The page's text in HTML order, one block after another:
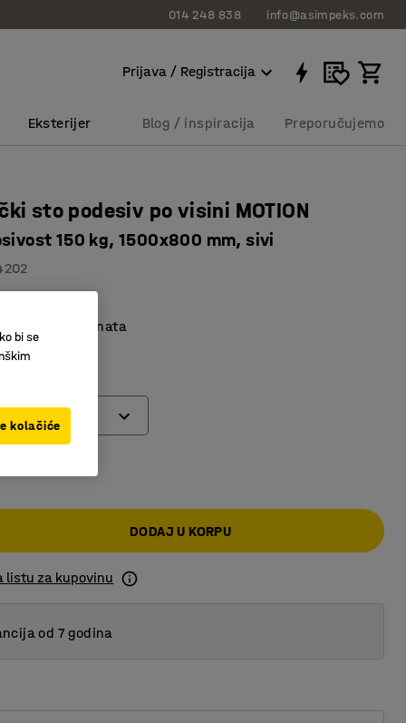
014 248 838 info@asimpeks.com
Prijava / Registracija
Eksterijer Blog / inspiracija Preporučujemo
sto podesiv po visini MOTION
150 kg, 1500x800 mm, sivi
izdržljivog laminata
DODAJ U KORPU
listu za kupovinu
od 7 godina
bi se
kolačiće